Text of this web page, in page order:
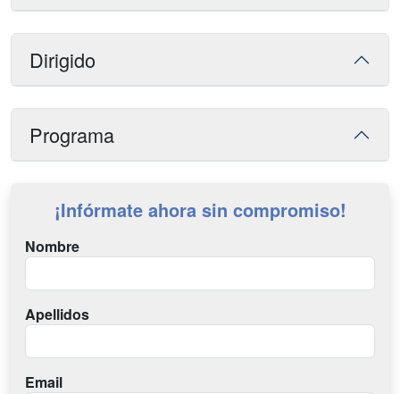
Dirigido
Programa
¡Infórmate ahora sin compromiso!
Nombre
Apellidos
Email